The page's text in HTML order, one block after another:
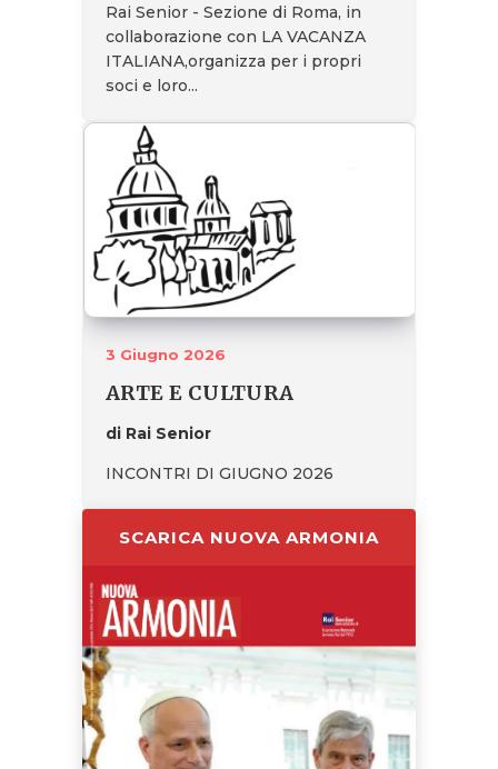
Rai Senior - Sezione di Roma, in
collaborazione con LA VACANZA
ITALIANA,organizza per i propri
soci e loro...
3 Giugno 2026
ARTE E CULTURA
di Rai Senior
INCONTRI DI GIUGNO 2026
SCARICA NUOVA ARMONIA